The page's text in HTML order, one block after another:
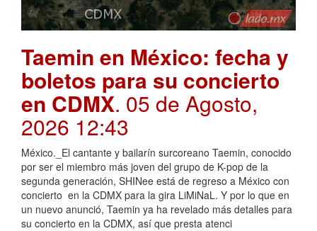
Taemin en México: fecha y
boletos para su concierto
en CDMX. 05 de Agosto,
2026 12:43
México._El cantante y bailarín surcoreano Taemin, conocido
por ser el miembro más joven del grupo de K-pop de la
segunda generación, SHINee está de regreso a México con
concierto en la CDMX para la gira LiMiNaL. Y por lo que en
un nuevo anunció, Taemin ya ha revelado más detalles para
su concierto en la CDMX, así que presta atenci